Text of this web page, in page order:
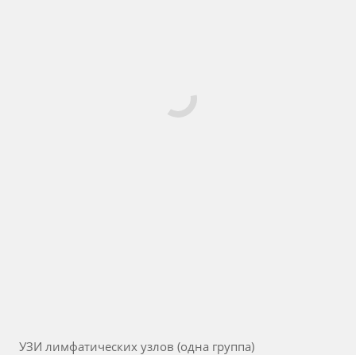
УЗИ лимфатических узлов (одна группа)